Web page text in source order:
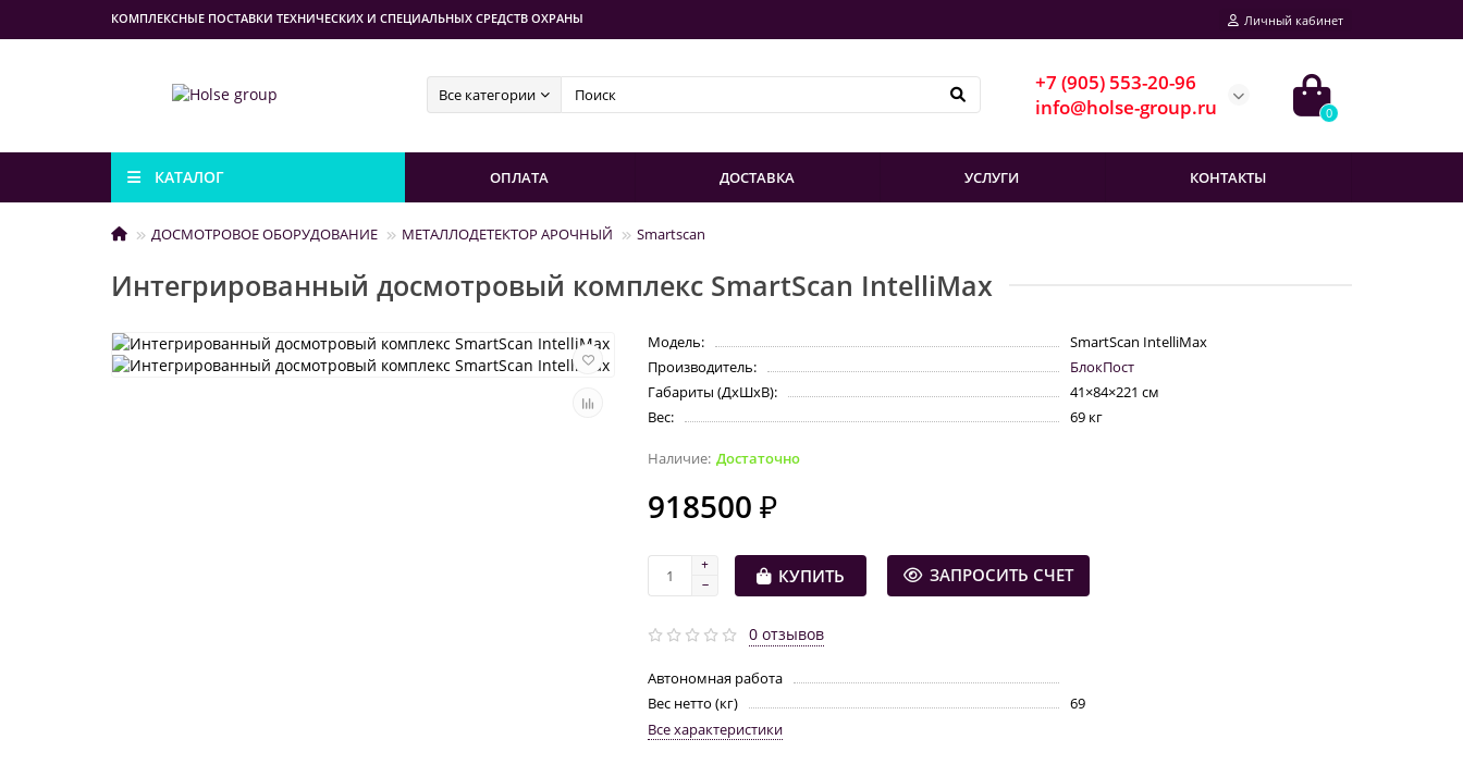
КОМПЛЕКСНЫЕ ПОСТАВКИ ТЕХНИЧЕСКИХ И СПЕЦИАЛЬНЫХ СРЕДСТВ ОХРАНЫ Личный кабинет
Все категории
+7 (905) 553-20-96
info@holse-group.ru
0
КАТАЛОГ ОПЛАТА ДОСТАВКА УСЛУГИ КОНТАКТЫ
ДОСМОТРОВОЕ ОБОРУДОВАНИЕ МЕТАЛЛОДЕТЕКТОР АРОЧНЫЙ Smartscan
Интегрированный досмотровый комплекс SmartScan IntelliMax
Модель:
SmartScan IntelliMax
Производитель:
БлокПост
Габариты (ДхШхВ):
41×84×221 см
Вес:
69 кг
Достаточно
918500 ₽
КУПИТЬ ЗАПРОСИТЬ СЧЕТ
0 отзывов
Автономная работа
Вес нетто (кг)
69
Все характеристики